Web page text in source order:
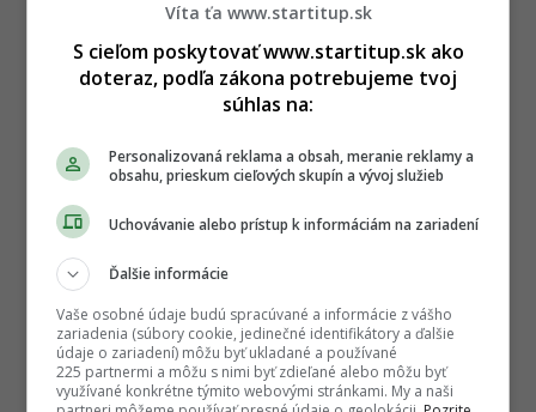
Víta ťa www.startitup.sk
S cieľom poskytovať www.startitup.sk ako
doteraz, podľa zákona potrebujeme tvoj
súhlas na:
Personalizovaná reklama a obsah, meranie reklamy a
obsahu, prieskum cieľových skupín a vývoj služieb
Uchovávanie alebo prístup k informáciám na zariadení
Ďalšie informácie
Vaše osobné údaje budú spracúvané a informácie z vášho
zariadenia (súbory cookie, jedinečné identifikátory a ďalšie
údaje o zariadení) môžu byť ukladané a používané
225 partnermi a môžu s nimi byť zdieľané alebo môžu byť
využívané konkrétne týmito webovými stránkami. My a naši